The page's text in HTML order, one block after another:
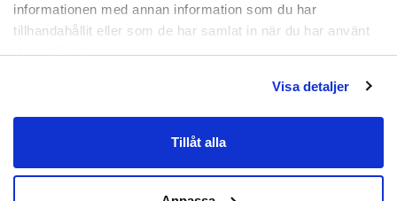
informationen med annan information som du har
tillhandahållit eller som de har samlat in när du har använt
deras tjänster.
Visa detaljer
Tillåt alla